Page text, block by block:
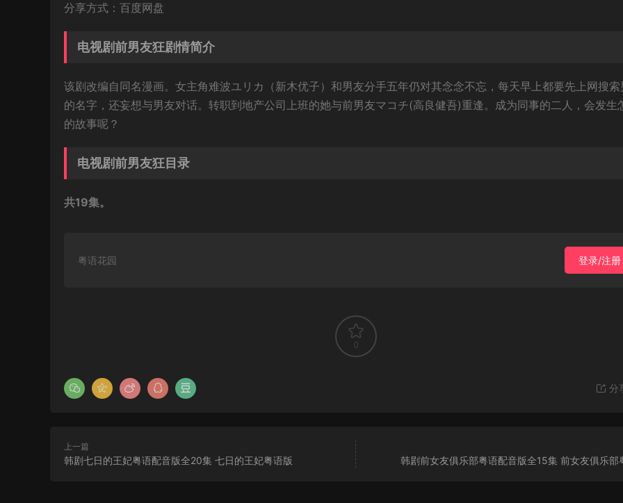
分享方式：百度网盘
电视剧前男友狂剧情简介
该剧改编自同名漫画。女主角难波ユリカ（新木优子）和男友分手五年仍对其念念不忘，每天早上都要先上网搜索
的名字，还妄想与男友对话。转职到地产公司上班的她与前男友マコチ(高良健吾)重逢。成为同事的二人，会发生
的故事呢？
电视剧前男友狂目录
共19集。
粤语花园 登录/注册
0
分
上一篇
韩剧七日的王妃粤语配音版全20集 七日的王妃粤语版 韩剧前女友俱乐部粤语配音版全15集 前女友俱乐部